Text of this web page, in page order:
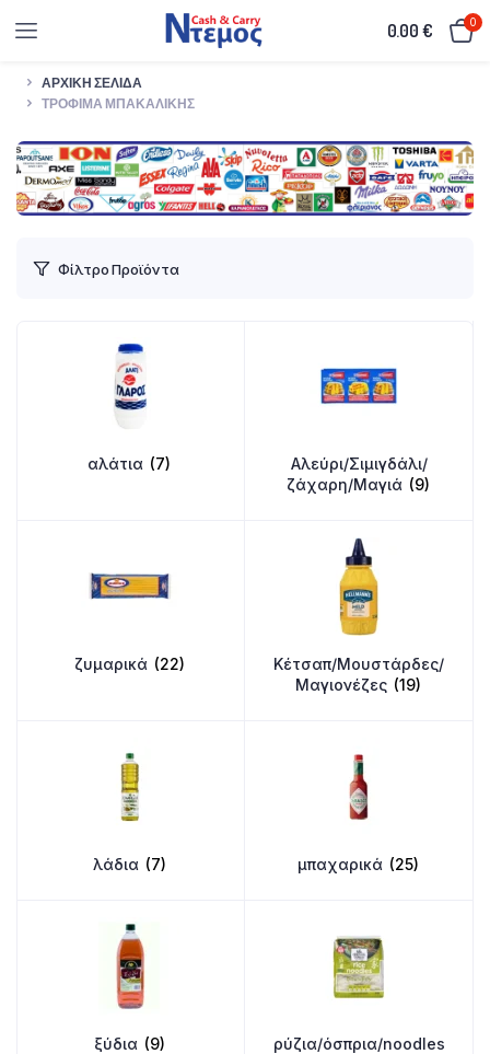
0.00€ 0
ΑΡΧΙΚΉ ΣΕΛΊΔΑ
ΤΡΌΦΙΜΑ ΜΠΑΚΑΛΙΚΉΣ
Φίλτρο Προϊόντα
αλάτια (7)
Αλεύρι/Σιμιγδάλι/
ζάχαρη/Μαγιά (9)
ζυμαρικά (22)
Κέτσαπ/Μουστάρδες/
Μαγιονέζες (19)
λάδια (7) μπαχαρικά (25)
ξύδια (9)
ρύζια/όσπρια/noodles